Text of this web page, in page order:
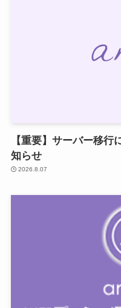
【重要】サーバー移
知らせ
2026.8.07